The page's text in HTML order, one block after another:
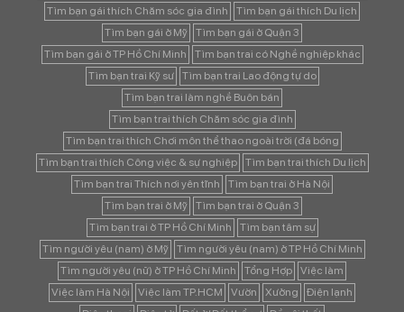
Tìm bạn gái thích Chăm sóc gia đình
Tìm bạn gái thích Du lịch
Tìm bạn gái ở Mỹ
Tìm bạn gái ở Quận 3
Tìm bạn gái ở TP Hồ Chí Minh
Tìm bạn trai có Nghề nghiệp khác
Tìm bạn trai Kỹ sư
Tìm bạn trai Lao động tự do
Tìm bạn trai làm nghề Buôn bán
Tìm bạn trai thích Chăm sóc gia đình
Tìm bạn trai thích Chơi môn thể thao ngoài trời (đá bóng
Tìm bạn trai thích Công việc & sự nghiệp
Tìm bạn trai thích Du lịch
Tìm bạn trai Thích nơi yên tĩnh
Tìm bạn trai ở Hà Nội
Tìm bạn trai ở Mỹ
Tìm bạn trai ở Quận 3
Tìm bạn trai ở TP Hồ Chí Minh
Tìm bạn tâm sự
Tìm người yêu (nam) ở Mỹ
Tìm người yêu (nam) ở TP Hồ Chí Minh
Tìm người yêu (nữ) ở TP Hồ Chí Minh
Tổng Hợp
Việc làm
Việc làm Hà Nội
Việc làm TP.HCM Vườn Xưởng
Điện lạnh